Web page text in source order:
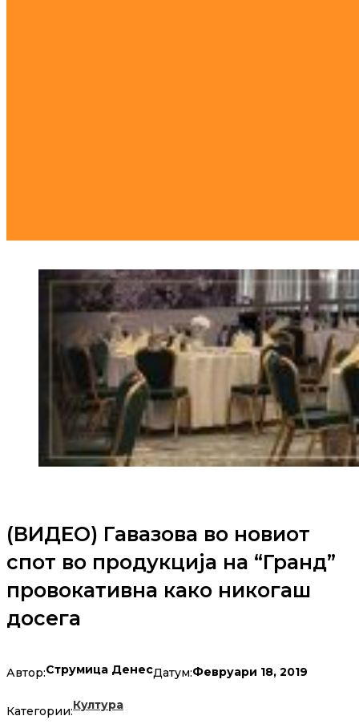
(ВИДЕО) Гавазова во новиот
спот во продукција на “Гранд”
провокативна како никогаш
досега
Автор:Струмица ДенесДатум:Февруари 18, 2019
Категории:Култура